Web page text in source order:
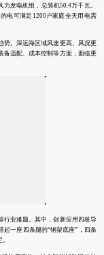
发电机组，总装机50.4万千瓦。
电可满足1200户家庭全天用电需
。深远海区域风速更高、风况更
备适配、成本控制等方面，面临更
业难题。其中，创新应用四桩导
起一座四条腿的“钢架底座”，四条